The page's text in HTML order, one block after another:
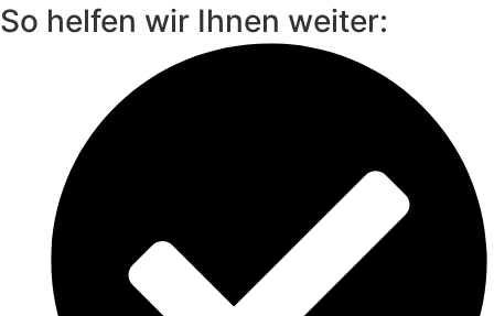
So helfen wir Ihnen weiter: